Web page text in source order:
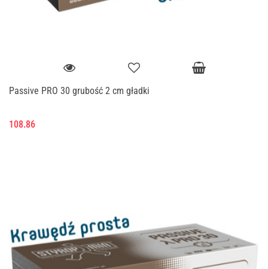
Passive PRO 30 grubość 2 cm gładki
108.86